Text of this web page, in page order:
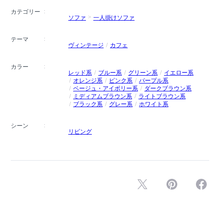
カテゴリー
ソファ
一人掛けソファ
テーマ
ヴィンテージ
カフェ
カラー
レッド系
ブルー系 グリーン系
イエロー系
オレンジ系
ピンク系
パープル系
ベージュ・アイボリー系
ダークブラウン系
ミディアムブラウン系
ライトブラウン系
ブラック系
グレー系 ホワイト系
シーン
リビング